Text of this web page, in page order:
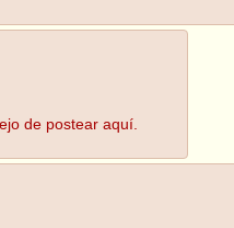
de postear aquí.